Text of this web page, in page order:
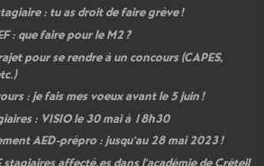
: tu as droit de faire grève!
: que faire pour le M2 ?
pour se rendre à un concours (CAPES,
: je fais mes voeux avant le 5 juin!
: VISIOle 30 mai à 18h30
AED-prépro : jusqu’au 28 mai 2023!